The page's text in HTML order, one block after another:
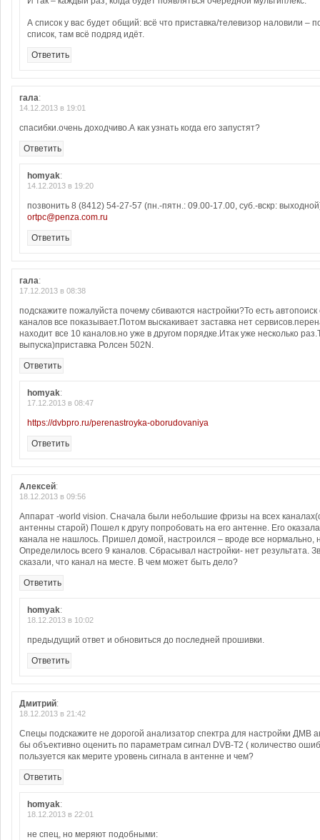
А список у вас будет общий: всё что приставка/телевизор наловили –
список, там всё подряд идёт.
Ответить
гала:
14.12.2013 в 19:01
спасибки.очень доходчиво.А как узнать когда его запустят?
Ответить
homyak:
14.12.2013 в 19:20
позвонить 8 (8412) 54-27-57 (пн.-пятн.: 09.00-17.00, суб.-вскр:
ortpc@penza.com.ru
Ответить
гала:
17.12.2013 в 08:38
подскажите пожалуйста почему сбиваются настройки?То есть
каналов все показывает.Потом выскакивает заставка нет
находит все 10 каналов.но уже в другом порядке.Итак уже несколько
выпуска)приставка Ролсен 502N.
Ответить
homyak:
17.12.2013 в 08:47
https://dvbpro.ru/perenastroyka-oborudovaniya
Ответить
Алексей:
18.12.2013 в 09:56
Аппарат -world vision. Сначала были небольшие фризы на всех
антенны старой) Пошел к другу попробовать на его антенне. Его
канала не нашлось. Пришел домой, настроился – вроде все нормально,
Определилось всего 9 каналов. Сбрасывал настройки- нет результата.
сказали, что канал на месте. В чем может быть дело?
Ответить
homyak:
18.12.2013 в 10:02
предыдущий ответ и обновиться до последней прошивки.
Ответить
Дмитрий:
18.12.2013 в 21:42
Спецы подскажите не дорогой анализатор спектра для настройки ДМВ
бы объективно оценить по параметрам сигнал DVB-T2 ( количество
пользуется как мерите уровень сигнала в антенне и чем?
Ответить
homyak:
18.12.2013 в 22:01
не спец, но меряют подобными: